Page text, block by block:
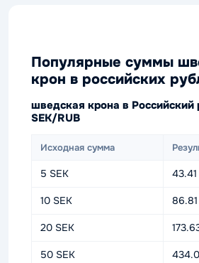
Популярные суммы
крон в российских
шведская крона в Российский
SEK/RUB
Исходная сумма
5 SEK 43.41
10 SEK
20 SEK
50 SEK